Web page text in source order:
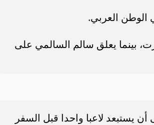
الوطن العربي.
بينما يعلق سالم السالمي على
على أن يستبعد لاعبا واحدا قبل السفر